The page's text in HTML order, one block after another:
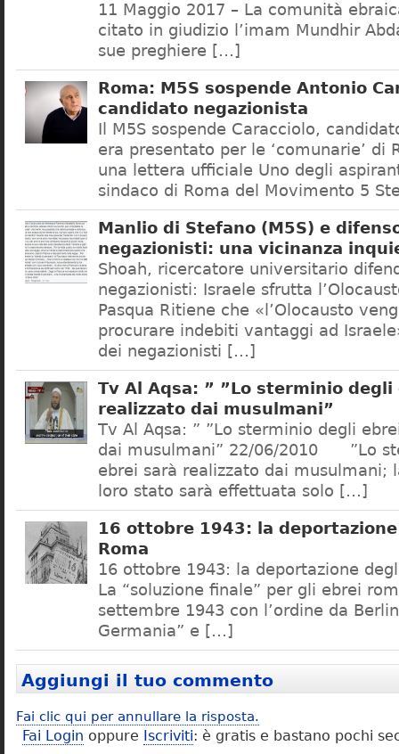
11 Maggio 2017 – La comunità
citato in giudizio l’imam Mundhir
sue preghiere […]
Roma: M5S sospende Antonio
candidato negazionista
Il M5S sospende Caracciolo,
era presentato per le ‘comunarie’ di
una lettera ufficiale Uno degli
sindaco di Roma del Movimento 5
Manlio di Stefano (M5S) e
negazionisti: una vicinanza
Shoah, ricercatore universitario
negazionisti: Israele sfrutta
Pasqua Ritiene che «l’Olocausto
procurare indebiti vantaggi ad
dei negazionisti […]
Tv Al Aqsa: ” ”Lo sterminio degli
realizzato dai musulmani”
Tv Al Aqsa: ” ”Lo sterminio degli
dai musulmani” 22/06/2010 ”Lo
ebrei sarà realizzato dai musulmani;
loro stato sarà effettuata solo […]
16 ottobre 1943: la
Roma
16 ottobre 1943: la deportazione
La “soluzione finale” per gli ebrei
settembre 1943 con l’ordine da
Germania” e […]
Aggiungi il tuo commento
Fai clic qui per annullare la risposta.
Fai Login oppure Iscriviti: è gratis e bastano pochi